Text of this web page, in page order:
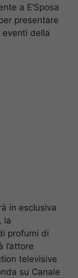
a E’Sposa
presentare
della
in esclusiva
la
profumi di
l’attore
televisive
su Canale